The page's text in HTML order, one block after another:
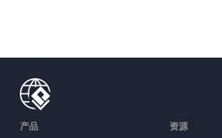
产品 资源